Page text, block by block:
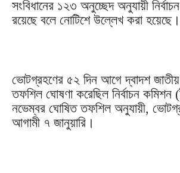
সংবিধানের ১২৩ অনুচ্ছেদ অনুযায়ী
রয়েছে বলে নোটিশে উল্লেখ করা হয়েছে।
ভোটগ্রহণের ৫২ দিন আগে দ্বাদশ জাতীয়
তফশিল ঘোষণা করেছিল নির্বাচন
নভেম্বর ঘোষিত তফশিল অনুযায়ী,
আগামী ৭ জানুয়ারি।